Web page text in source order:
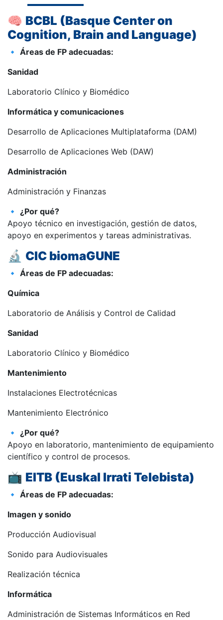
🧠 BCBL (Basque Center on
Cognition, Brain and Language)
🔹 Áreas de FP adecuadas:
Sanidad
Laboratorio Clínico y Biomédico
Informática y comunicaciones
Desarrollo de Aplicaciones Multiplataforma (DAM)
Desarrollo de Aplicaciones Web (DAW)
Administración
Administración y Finanzas
🔹 ¿Por qué?
Apoyo técnico en investigación, gestión de datos,
apoyo en experimentos y tareas administrativas.
🔬 CIC biomaGUNE
🔹 Áreas de FP adecuadas:
Química
Laboratorio de Análisis y Control de Calidad
Sanidad
Laboratorio Clínico y Biomédico
Mantenimiento
Instalaciones Electrotécnicas
Mantenimiento Electrónico
🔹 ¿Por qué?
Apoyo en laboratorio, mantenimiento de equipamiento
científico y control de procesos.
📺 EITB (Euskal Irrati Telebista)
🔹 Áreas de FP adecuadas:
Imagen y sonido
Producción Audiovisual
Sonido para Audiovisuales
Realización técnica
Informática
Administración de Sistemas Informáticos en Red